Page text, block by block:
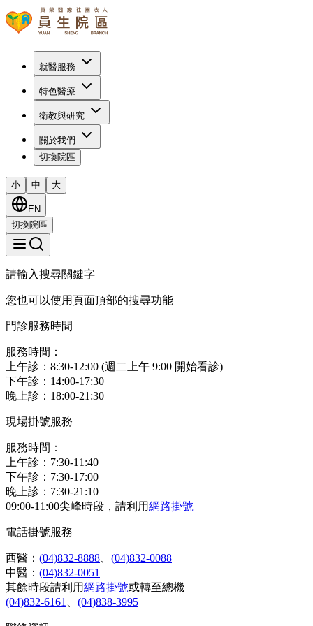
就醫服務
特色醫療
衛教與研究
關於我們
切換院區
小 中 大
EN
切換院區
請輸入搜尋關鍵字
您也可以使用頁面頂部的搜尋功能
門診服務時間
服務時間：
上午診：8:30-12:00 (週二上午 9:00 開始看診)
下午診：14:00-17:30
晚上診：18:00-21:30
現場掛號服務
服務時間：
上午診：7:30-11:40
下午診：7:30-17:00
晚上診：7:30-21:10
09:00-11:00尖峰時段，請利用網路掛號
電話掛號服務
西醫： (04)832-8888
(04)832-0088
中醫： (04)832-0051
其餘時段請利用網路掛號或轉至總機
(04)832-6161
(04)838-3995